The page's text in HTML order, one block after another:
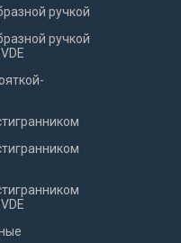
ручкой
ручкой